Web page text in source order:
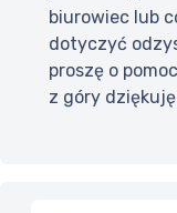
biurowiec lub
dotyczyć
proszę o
z góry